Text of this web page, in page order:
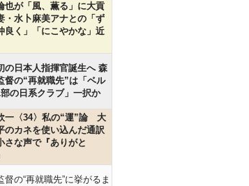
也が「風、薫る」に大貢
水卜麻美アナとの「ず
良く」「にこやかな」近
の日本人指揮官誕生へ 森
督の“再就職先”は「ベル
の日系クラブ」一択か
一〈34〉私の“運”論 大
のカネを使い込んだ通訳
さな声で『ありがと
督の“再就職先”に挙がるま